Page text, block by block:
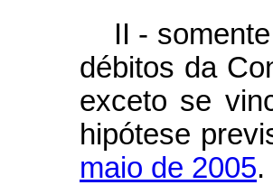
II -
débitos da
exceto se
hipótese
maio de 2005.